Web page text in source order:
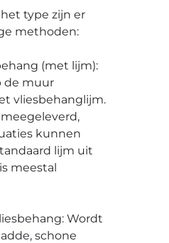
type zijn er
methoden:
(met lijm):
de muur
vliesbehanglijm.
kunnen
lijm uit
meestal
Wordt
schone